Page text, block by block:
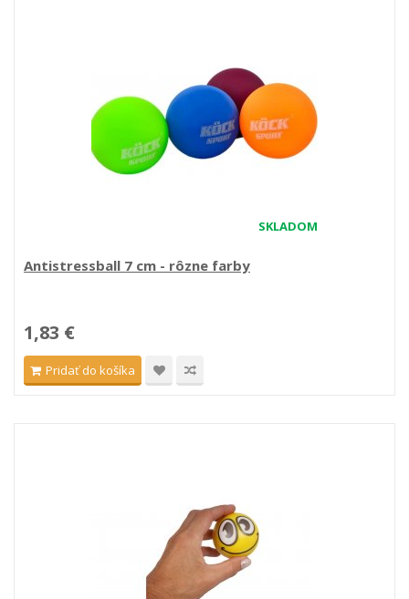
SKLADOM
Antistressball 7 cm - rôzne farby
1,83 €
Pridať do košíka